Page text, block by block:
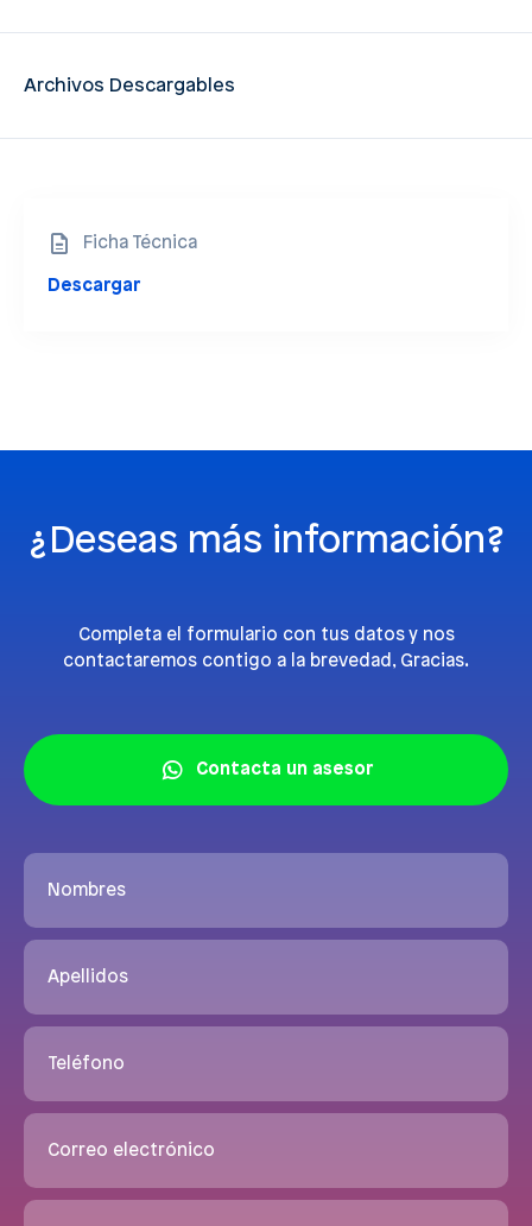
Archivos Descargables
Ficha Técnica
Descargar
¿Deseas más información?
Completa el formulario con tus datos y nos
contactaremos contigo a la brevedad, Gracias.
Contacta un asesor
Nombres
Apellidos
Teléfono
Correo electrónico